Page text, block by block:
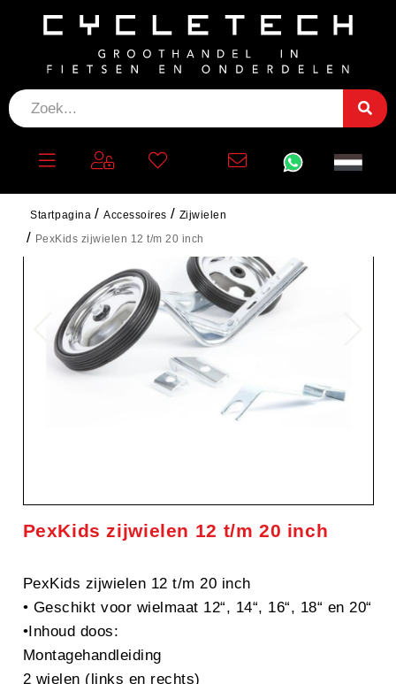
Startpagina Accessoires
Zijwielen
PexKids zijwielen 12 t/m 20 inch
PexKids zijwielen 12 t/m 20 inch
PexKids zijwielen 12 t/m 20 inch
• Geschikt voor wielmaat 12“, 14“, 16“, 18“ en 20“
•Inhoud doos:
Montagehandleiding
2 wielen (links en rechts)